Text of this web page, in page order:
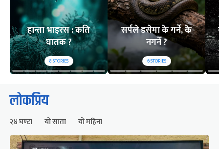
हान्ता भाइरस : कति
घातक ?
8STORIES
सर्पले डसेमा के गर्ने, के
नगर्ने ?
6STORIES
लोकप्रिय
२४ घण्टा यो साता यो महिना